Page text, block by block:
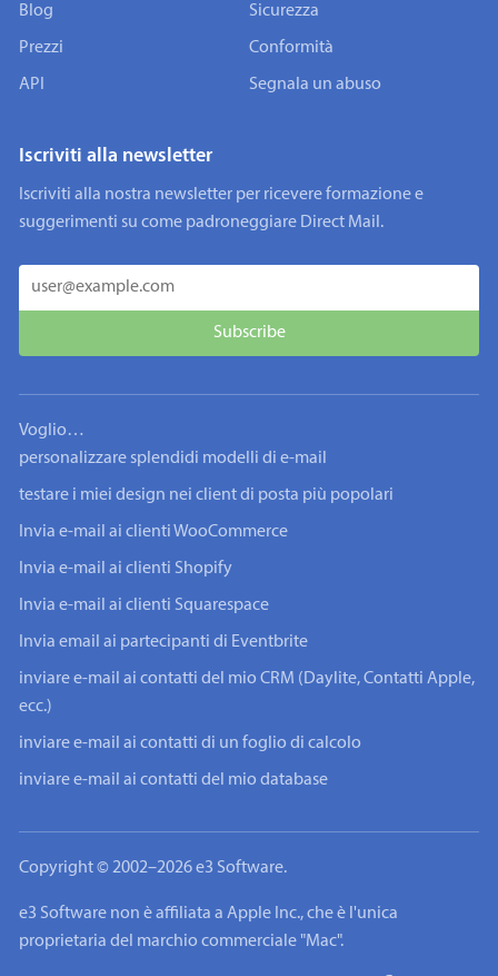
Blog
Prezzi
API
Sicurezza
Conformità
Segnala un abuso
Iscriviti alla newsletter
Iscriviti alla nostra newsletter per ricevere formazione e
suggerimenti su come padroneggiare Direct Mail.
Voglio…
personalizzare splendidi modelli di e-mail
testare i miei design nei client di posta più popolari
Invia e-mail ai clienti WooCommerce
Invia e-mail ai clienti Shopify
Invia e-mail ai clienti Squarespace
Invia email ai partecipanti di Eventbrite
inviare e-mail ai contatti del mio CRM (Daylite, Contatti Apple,
ecc.)
inviare e-mail ai contatti di un foglio di calcolo
inviare e-mail ai contatti del mio database
Copyright © 2002–2026 e3 Software.
e3 Software non è affiliata a Apple Inc., che è l'unica
proprietaria del marchio commerciale "Mac".